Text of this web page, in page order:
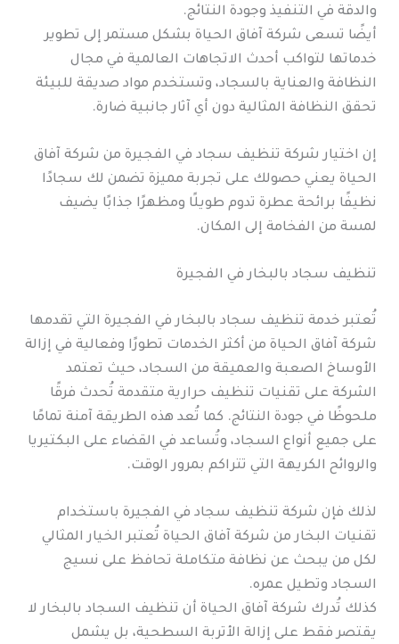
والدقة في التنفيذ وجودة النتائج.
أيضًا تسعى شركة آفاق الحياة بشكل مستمر إلى تطوير
خدماتها لتواكب أحدث الاتجاهات العالمية في مجال
النظافة والعناية بالسجاد، وتستخدم مواد صديقة للبيئة
تحقق النظافة المثالية دون أي آثار جانبية ضارة.
إن اختيار شركة تنظيف سجاد في الفجيرة من شركة آفاق
الحياة يعني حصولك على تجربة مميزة تضمن لك سجادًا
نظيفًا برائحة عطرة تدوم طويلًا ومظهرًا جذابًا يضيف
لمسة من الفخامة إلى المكان.
تنظيف سجاد بالبخار في الفجيرة
تُعتبر خدمة تنظيف سجاد بالبخار في الفجيرة التي تقدمها
شركة آفاق الحياة من أكثر الخدمات تطورًا وفعالية في إزالة
الأوساخ الصعبة والعميقة من السجاد، حيث تعتمد
الشركة على تقنيات تنظيف حرارية متقدمة تُحدث فرقًا
ملحوظًا في جودة النتائج. كما تُعد هذه الطريقة آمنة تمامًا
على جميع أنواع السجاد، وتُساعد في القضاء على البكتيريا
والروائح الكريهة التي تتراكم بمرور الوقت.
لذلك فإن شركة تنظيف سجاد في الفجيرة باستخدام
تقنيات البخار من شركة آفاق الحياة تُعتبر الخيار المثالي
لكل من يبحث عن نظافة متكاملة تحافظ على نسيج
السجاد وتطيل عمره.
كذلك تُدرك شركة آفاق الحياة أن تنظيف السجاد بالبخار لا
يقتصر فقط على إزالة الأتربة السطحية، بل يشمل